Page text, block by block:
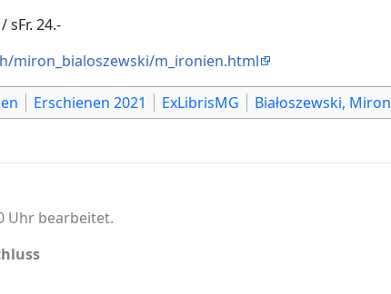
sFr. 24.-
miron_bialoszewski/m_ironien.html
Erschienen 2021 ExLibrisMG Białoszewski, Miron
Uhr bearbeitet.